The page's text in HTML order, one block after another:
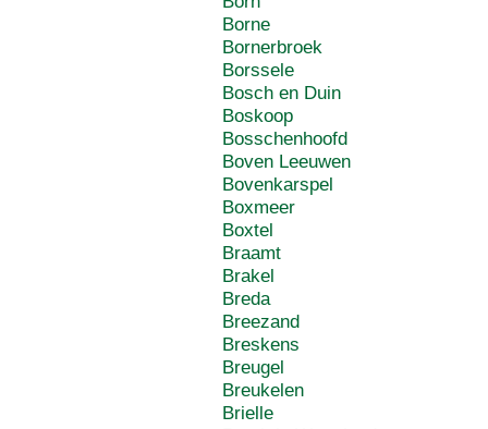
Borne
Bornerbroek
Borssele
Bosch en Duin
Boskoop
Bosschenhoofd
Boven Leeuwen
Bovenkarspel
Boxmeer
Boxtel
Braamt
Brakel
Breda
Breezand
Breskens
Breugel
Breukelen
Brielle